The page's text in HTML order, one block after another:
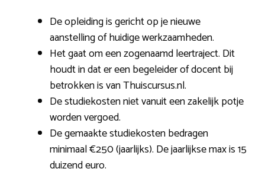
De opleiding is gericht op je nieuwe
aanstelling of huidige werkzaamheden.
Het gaat om een zogenaamd leertraject. Dit
houdt in dat er een begeleider of docent bij
betrokken is van Thuiscursus.nl.
De studiekosten niet vanuit een zakelijk potje
worden vergoed.
De gemaakte studiekosten bedragen
minimaal €250 (jaarlijks). De jaarlijkse max is 15
duizend euro.